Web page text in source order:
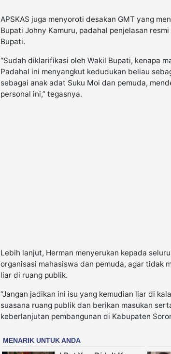
APSKAS juga menyoroti desakan GMT yang
Bupati Johny Kamuru, padahal penjelasan
Bupati.
“Sudah diklarifikasi oleh Wakil Bupati, kenapa
Padahal ini menyangkut kedudukan beliau
sebagai anak adat Suku Moi dan pemuda,
personal ini,” tegasnya.
Lebih lanjut, Herman menyerukan kepada
organisasi mahasiswa dan pemuda, agar tidak
liar di ruang publik.
“Jangan jadikan ini isu yang kemudian liar di
suasana ruang publik dan berikan masukan
keberlanjutan pembangunan di Kabupaten